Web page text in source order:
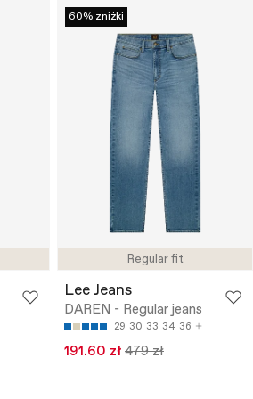
Regular fit
60% zniżki
Lee Jeans
DAREN - Regular jeans
29 30 33 34 36
191.60 zł 479 zł